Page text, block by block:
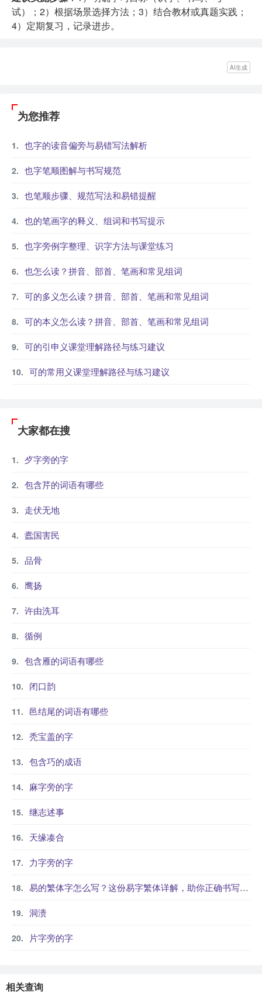
试）；2）根据场景选择方法；3）结合教材或真题实践；
4）定期复习，记录进步。
AI生成
为您推荐
也字的读音偏旁与易错写法解析
也字笔顺图解与书写规范
也笔顺步骤、规范写法和易错提醒
也的笔画字的释义、组词和书写提示
也字旁例字整理、识字方法与课堂练习
也怎么读？拼音、部首、笔画和常见组词
可的多义怎么读？拼音、部首、笔画和常见组词
可的本义怎么读？拼音、部首、笔画和常见组词
可的引申义课堂理解路径与练习建议
可的常用义课堂理解路径与练习建议
大家都在搜
歺字旁的字
包含芹的词语有哪些
走伏无地
蠹国害民
品骨
鹰扬
许由洗耳
循例
包含雁的词语有哪些
闭口韵
邑结尾的词语有哪些
秃宝盖的字
包含巧的成语
麻字旁的字
继志述事
天缘凑合
力字旁的字
易的繁体字怎么写？这份易字繁体详解，助你正确书写汉字_汉字繁体学习
洞溃
片字旁的字
相关查询